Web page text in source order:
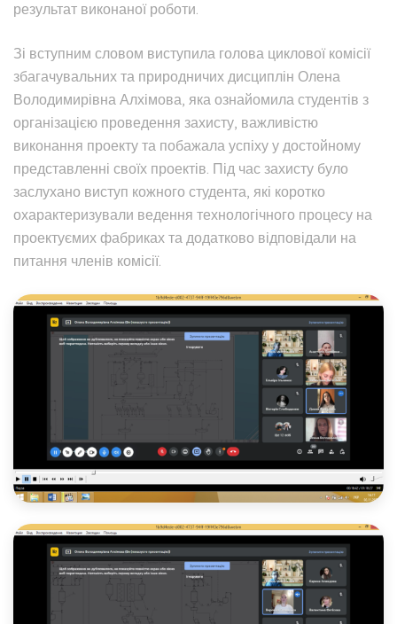
результат виконаної роботи.
Зі вступним словом виступила голова циклової комісії
збагачувальних та природничих дисциплін Олена
Володимирівна Алхімова, яка ознайомила студентів з
організацією проведення захисту, важливістю
виконання проекту та побажала успіху у достойному
представленні своїх проектів. Під час захисту було
заслухано виступ кожного студента, які коротко
охарактеризували ведення технологічного процесу на
проектуємих фабриках та додатково відповідали на
питання членів комісії.